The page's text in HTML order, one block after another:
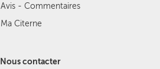
Avis - Commentaires
Ma Citerne
Nous contacter